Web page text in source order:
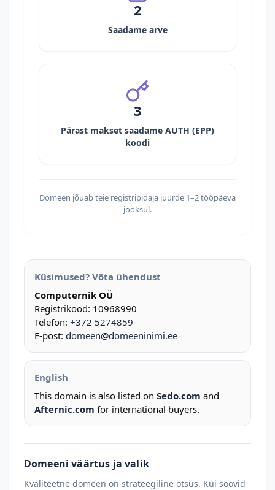
2
Saadame arve
3
Pärast makset saadame AUTH (EPP)
koodi
Domeen jõuab teie registripidaja juurde 1–2 tööpäeva
jooksul.
Küsimused? Võta ühendust
Computernik OÜ
Registrikood: 10968990
Telefon: +372 5274859
E-post: domeen@domeeninimi.ee
English
This domain is also listed on Sedo.com and
Afternic.com for international buyers.
Domeeni väärtus ja valik
Kvaliteetne domeen on strateegiline otsus. Kui soovid